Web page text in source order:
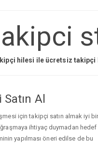
hilesi ile ücretsiz takipçi
Al
için takipçi satın almak iyi
ihtiyaç duymadan hedef
yapılması öneri edilse de bu